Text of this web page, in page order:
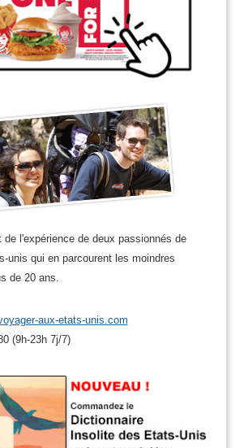
l'expérience de deux passionnés de
unis qui en parcourent les moindres
de 20 ans.
aux-etats-unis.com
(9h-23h 7j/7)